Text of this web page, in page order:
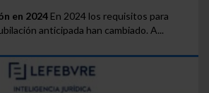
en 2024 En 2024 los requisitos para
anticipada han cambiado. A...